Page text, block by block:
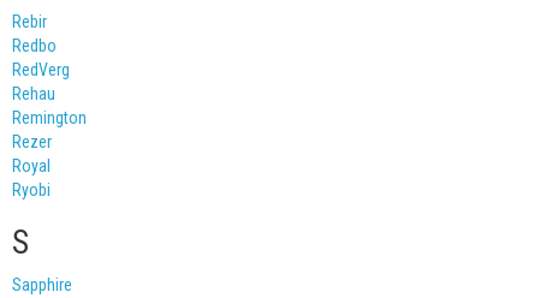
Rebir
Redbo
RedVerg
Rehau
Remington
Rezer
Royal
Ryobi
S
Sapphire